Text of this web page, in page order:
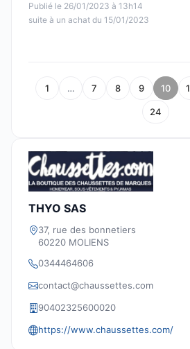
Publié le 26/01/2023 à 13h14
suite à un achat du 15/01/2023
1 … 7 8 9 10
24
THYO SAS
37, rue des bonnetiers
60220 MOLIENS
0344464606
contact@chaussettes.com
90402325600020
https://www.chaussettes.com/